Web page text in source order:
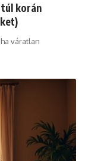
korán
váratlan